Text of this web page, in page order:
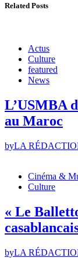
Related Posts
Actus
Culture
featured
News
L’USMBA
au Maroc
byLA
Cinéma &
Culture
« Le
byLA